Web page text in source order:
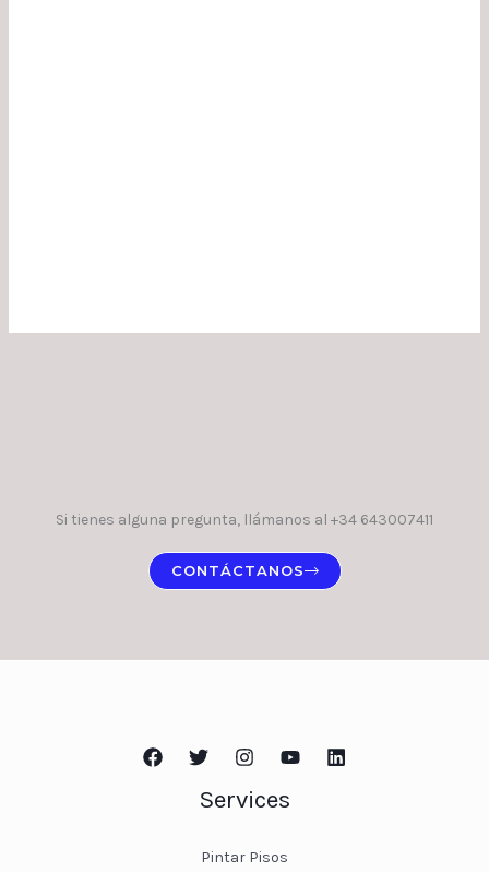
Si tienes alguna pregunta, llámanos al +34 643007411
CONTÁCTANOS
Services
Pintar Pisos